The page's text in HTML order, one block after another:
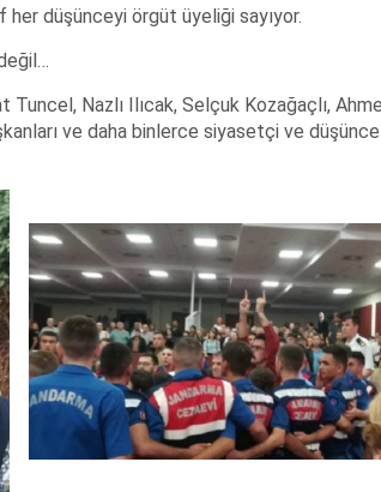
düşünceyi örgüt üyeliği sayıyor.
Tuncel, Nazlı Ilıcak, Selçuk Kozağaçlı,
ve daha binlerce siyasetçi ve düşünce